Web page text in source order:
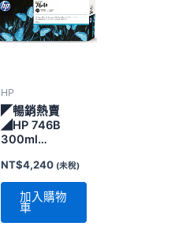
HP
◤暢銷熱賣
◢HP 746B
300ml
取代P2V78A
NT$4,240 (未稅)
加入購物
車